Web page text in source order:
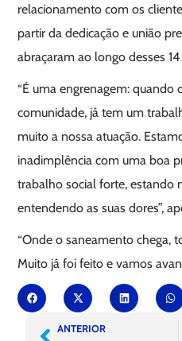
relacionamento com os
partir da dedicação e união
abraçaram ao longo desses
“É uma engrenagem: quando
comunidade, já tem um
muito a nossa atuação.
inadimplência com uma boa
trabalho social forte, estando
entendendo as suas dores”,
“Onde o saneamento chega,
Muito já foi feito e vamos
ANTERIOR